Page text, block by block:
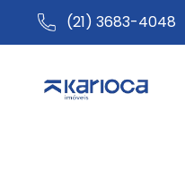
(21) 3683-4048